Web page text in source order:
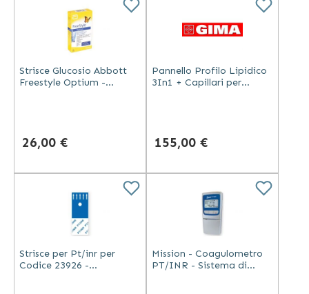
Strisce Glucosio Abbott
Freestyle Optium -
26,00 €
Pannello Profilo Lipidico
3In1 + Capillari per
155,00 €
Strisce per Pt/inr per
Codice 23926 -
Mission - Coagulometro
PT/INR - Sistema di